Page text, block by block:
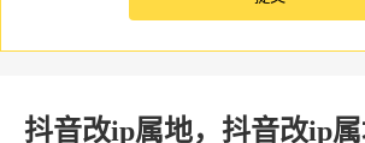
抖音改ip属地，抖音改ip